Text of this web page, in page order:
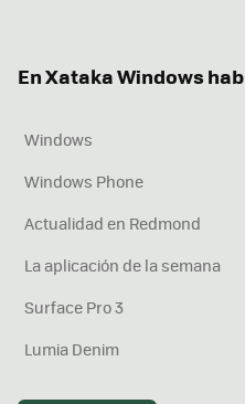
En Xataka Windows
Windows
Windows Phone
Actualidad en Redmond
La aplicación de la semana
Surface Pro 3
Lumia Denim